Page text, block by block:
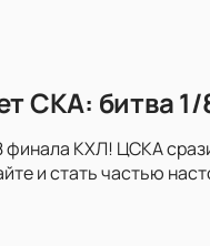
СКА: битва
финала КХЛ! ЦСКА
и стать частью